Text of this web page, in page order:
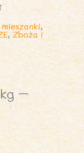
,
, Zboża i
kg –